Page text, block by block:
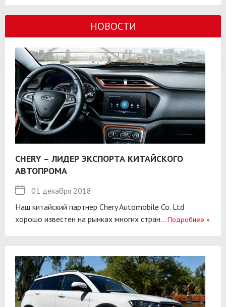
НОВОСТИ
CHERY – ЛИДЕР ЭКСПОРТА КИТАЙСКОГО
АВТОПРОМА
01 декабря 2018
Наш китайский партнер Chery Automobile Co. Ltd
хорошо известен на рынках многих стран... Подробнее »